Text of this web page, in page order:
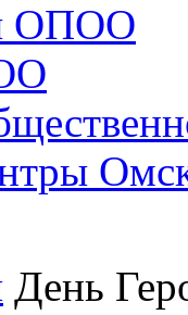
ОПОО
День